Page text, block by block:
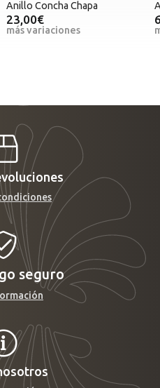
Anillo Concha Chapa
23,00€
más variaciones
seguro